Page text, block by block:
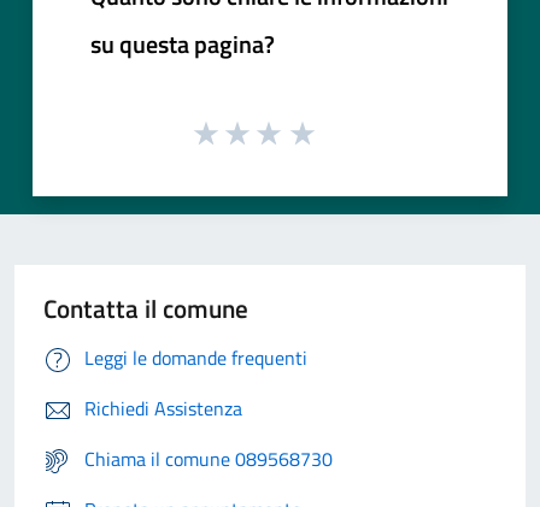
su questa pagina?
Contatta il comune
Leggi le domande frequenti
Richiedi Assistenza
Chiama il comune 089568730